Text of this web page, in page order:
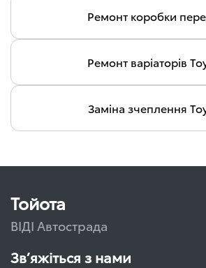
Ремонт коробки
Ремонт варіаторів
Заміна зчеплення
Тойота
ВІДІ Автострада
Зв’яжіться з нами